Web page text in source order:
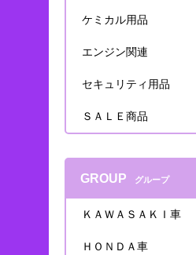
ケミカル用品
エンジン関連
セキュリティ用品
ＳＡＬＥ商品
GROUP グループ
ＫＡＷＡＳＡＫＩ車
ＨＯＮＤＡ車